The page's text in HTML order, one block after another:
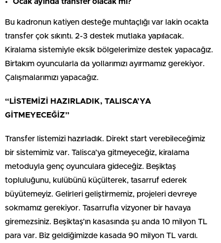
Bu kadronun katiyen desteğe muhtaçlığı var lakin ocakta
transfer çok sıkıntı. 2-3 destek mutlaka yapılacak.
Kiralama sistemiyle eksik bölgelerimize destek yapacağız.
Birtakım oyuncularla da yollarımızı ayırmamız gerekiyor.
Çalışmalarımızı yapacağız.
“LİSTEMİZİ HAZIRLADIK, TALISCA’YA
GİTMEYECEĞİZ”
Transfer listemizi hazırladık. Direkt start verebileceğimiz
bir sistemimiz var. Talisca’ya gitmeyeceğiz, kiralama
metoduyla genç oyunculara gideceğiz. Beşiktaş
topluluğunu, kulübünü küçülterek, tasarruf ederek
büyütemeyiz. Gelirleri geliştirmemiz, projeleri devreye
sokmamız gerekiyor. Tasarrufla vizyoner bir havaya
giremezsiniz. Beşiktaş’ın kasasında şu anda 10 milyon TL
para var. Biz geldiğimizde kasada 90 milyon TL vardı.